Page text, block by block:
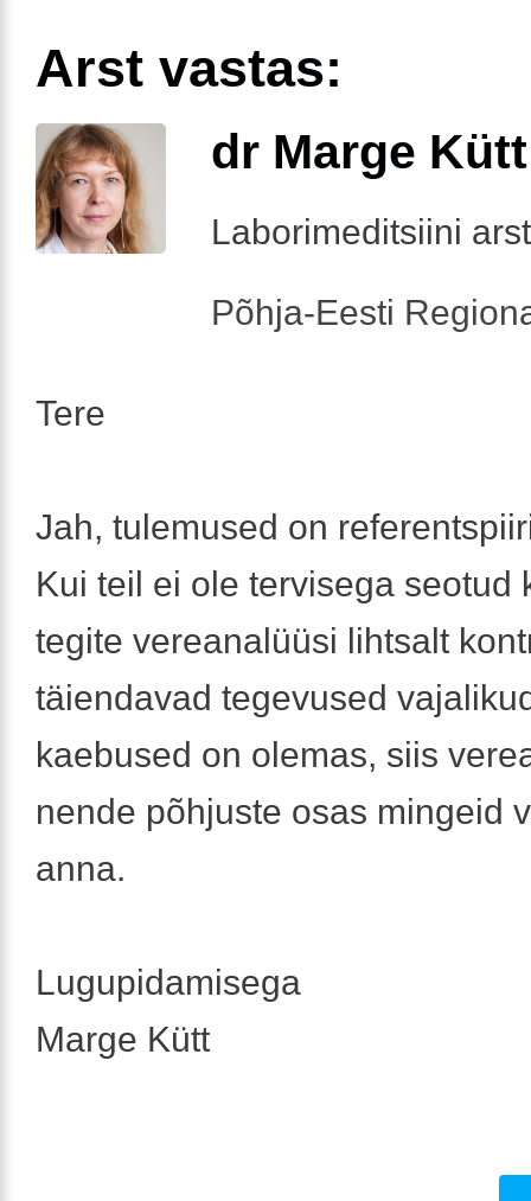
Arst vastas:
dr Marge Kütt
Laborimeditsiini arst
Põhja-Eesti
Tere
Jah, tulemused on
Kui teil ei ole tervisega seotud
tegite vereanalüüsi lihtsalt
täiendavad tegevused
kaebused on olemas, siis
nende põhjuste osas mingeid
anna.
Lugupidamisega
Marge Kütt